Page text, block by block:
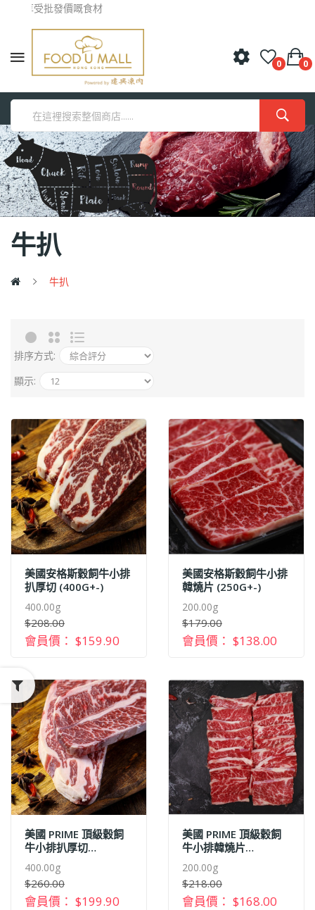
享受批發價嘅食材
0 0
牛扒
牛扒
排序方式:
顯示:
美國安格斯穀飼牛小排
扒厚切 (400G+-)
400.00g
$208.00
會員價： $159.90
美國安格斯穀飼牛小排
韓燒片 (250G+-)
200.00g
$179.00
會員價： $138.00
美國 PRIME 頂級穀飼
牛小排扒厚切
400.00g
$260.00
會員價： $199.90
美國 PRIME 頂級穀飼
牛小排韓燒片
200.00g
$218.00
會員價： $168.00